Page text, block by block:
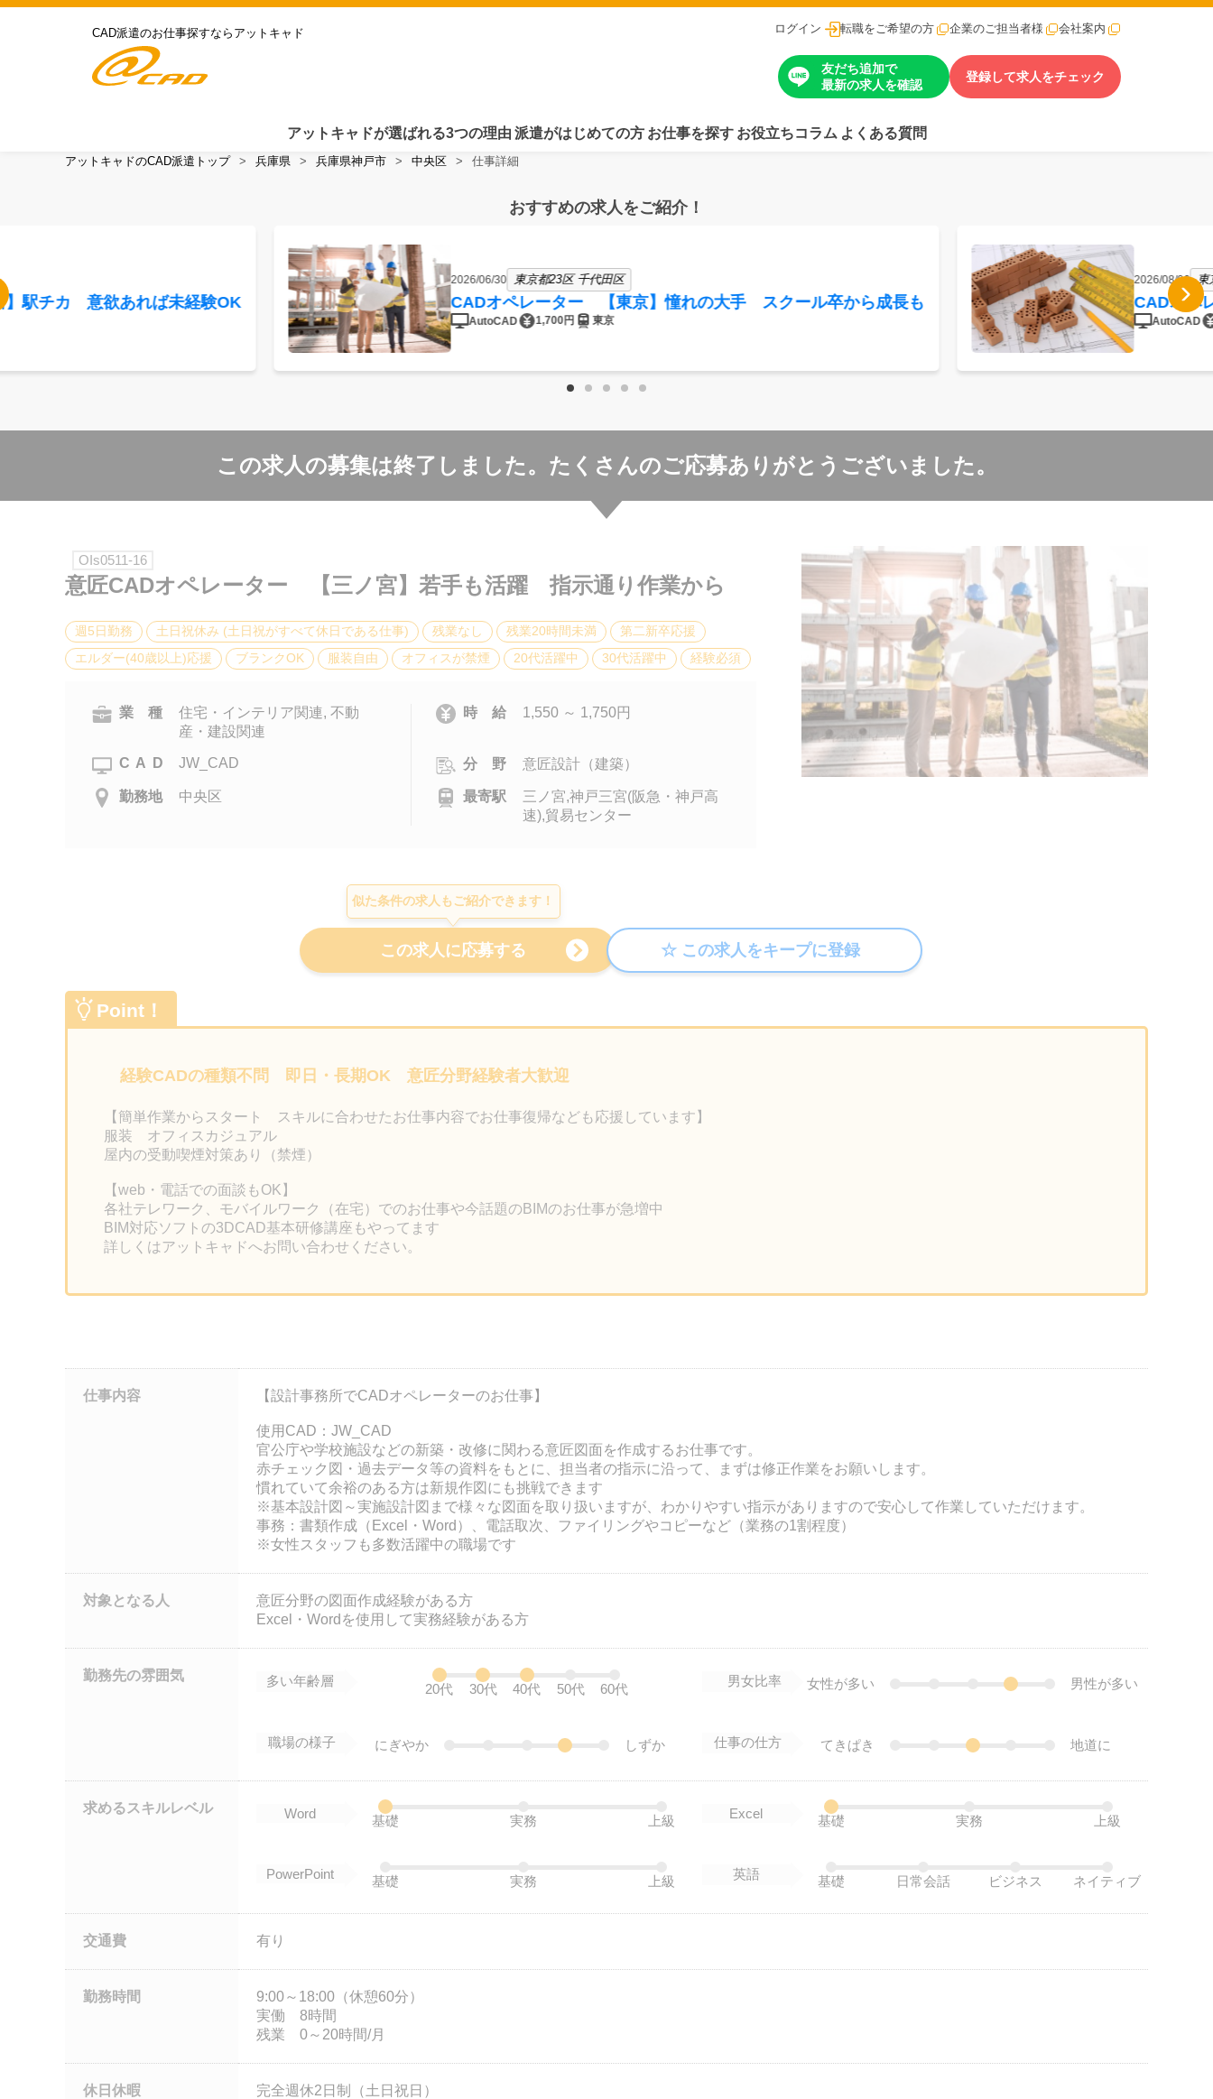
CAD派遣のお仕事探すならアットキャド ログイン 転職をご希望の方 企業のご担当者様 会社案内
友だち追加で
最新の求人を確認
登録して求人をチェック
アットキャドが選ばれる3つの理由 派遣がはじめての方 お仕事を探す お役立ちコラム よくある質問
アットキャドのCAD派遣トップ 兵庫県 兵庫県神戸市 中央区 仕事詳細
おすすめの求人をご紹介！
駅チカ 意欲あれば未経験OK
2026/06/30 東京都23区 千代田区
CADオペレーター 【東京】憧れの大手 スクール卒から成長も
AutoCAD 1,700円 東京
2026/08/06 東
CADオペ
AutoCAD
この求人の募集は終了しました。 たくさんのご応募ありがとうございました。
OIs0511-16
意匠CADオペレーター 【三ノ宮】若手も活躍 指示通り作業から
週5日勤務 土日祝休み (土日祝がすべて休日である仕事) 残業なし 残業20時間未満
第二新卒応援
エルダー(40歳以上)応援
ブランクOK 服装自由 オフィスが禁煙 20代活躍中 30代活躍中 経験必須
業 種
住宅・インテリア関連, 不動
産・建設関連
CAD JW_CAD
勤務地 中央区
時 給 1,550 ～ 1,750円
分 野 意匠設計（建築）
最寄駅
三ノ宮,神戸三宮(阪急・神戸高
速),貿易センター
似た条件の求人もご紹介できます！
Point！
経験CADの種類不問 即日・長期OK 意匠分野経験者大歓迎
【簡単作業からスタート スキルに合わせたお仕事内容でお仕事復帰なども応援しています】
服装 オフィスカジュアル
屋内の受動喫煙対策あり（禁煙）
【web・電話での面談もOK】
各社テレワーク、モバイルワーク（在宅）でのお仕事や今話題のBIMのお仕事が急増中
BIM対応ソフトの3DCAD基本研修講座もやってます
詳しくはアットキャドへお問い合わせください。
仕事内容 【設計事務所でCADオペレーターのお仕事】
使用CAD：JW_CAD
官公庁や学校施設などの新築・改修に関わる意匠図面を作成するお仕事です。
赤チェック図・過去データ等の資料をもとに、担当者の指示に沿って、まずは修正作業をお願いします。
慣れていて余裕のある方は新規作図にも挑戦できます
※基本設計図～実施設計図まで様々な図面を取り扱いますが、わかりやすい指示がありますので安心して作業していただけます。
事務：書類作成（Excel・Word）、電話取次、ファイリングやコピーなど（業務の1割程度）
※女性スタッフも多数活躍中の職場です
対象となる人
意匠分野の図面作成経験がある方
Excel・Wordを使用して実務経験がある方
勤務先の雰囲気 多い年齢層
20代 30代 40代 50代 60代
男女比率 女性が多い 男性が多い
職場の様子 にぎやか しずか 仕事の仕方 てきぱき 地道に
求めるスキルレベル Word 基礎 実務 上級 Excel 基礎 実務 上級
PowerPoint 基礎 実務 上級 英語 基礎 日常会話 ビジネス ネイティブ
交通費 有り
勤務時間
9:00～18:00（休憩60分）
実働 8時間
残業 0～20時間/月
休日休暇 完全週休2日制（土日祝日）